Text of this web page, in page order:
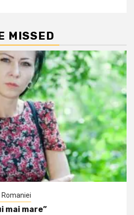
MISSED
Romaniei
mai mare”